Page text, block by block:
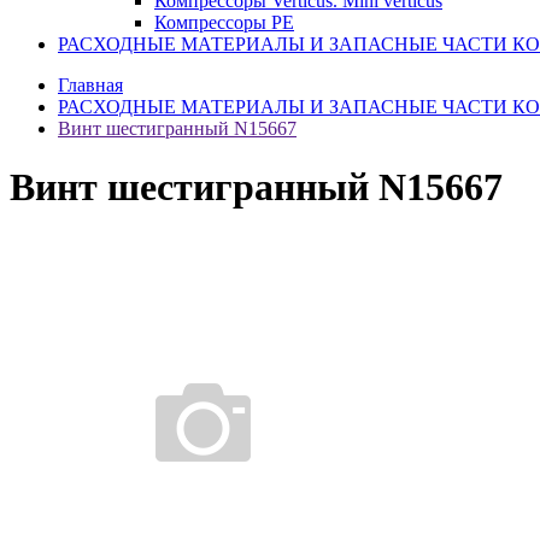
Компрессоры PE
РАСХОДНЫЕ МАТЕРИАЛЫ И ЗАПАСНЫЕ ЧАСТИ
Главная
РАСХОДНЫЕ МАТЕРИАЛЫ И ЗАПАСНЫЕ ЧАСТИ
Винт шестигранный N15667
Винт шестигранный N15667